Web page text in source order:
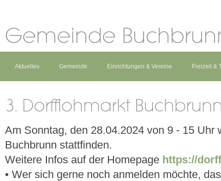
Aktuelles Gemeinde Einrichtungen & Vereine Freizeit &
Am Sonntag, den 28.04.2024 von 9 - 15 Uhr
Buchbrunn stattfinden.
Weitere Infos auf der Homepage https://
• Wer sich gerne noch anmelden möchte,